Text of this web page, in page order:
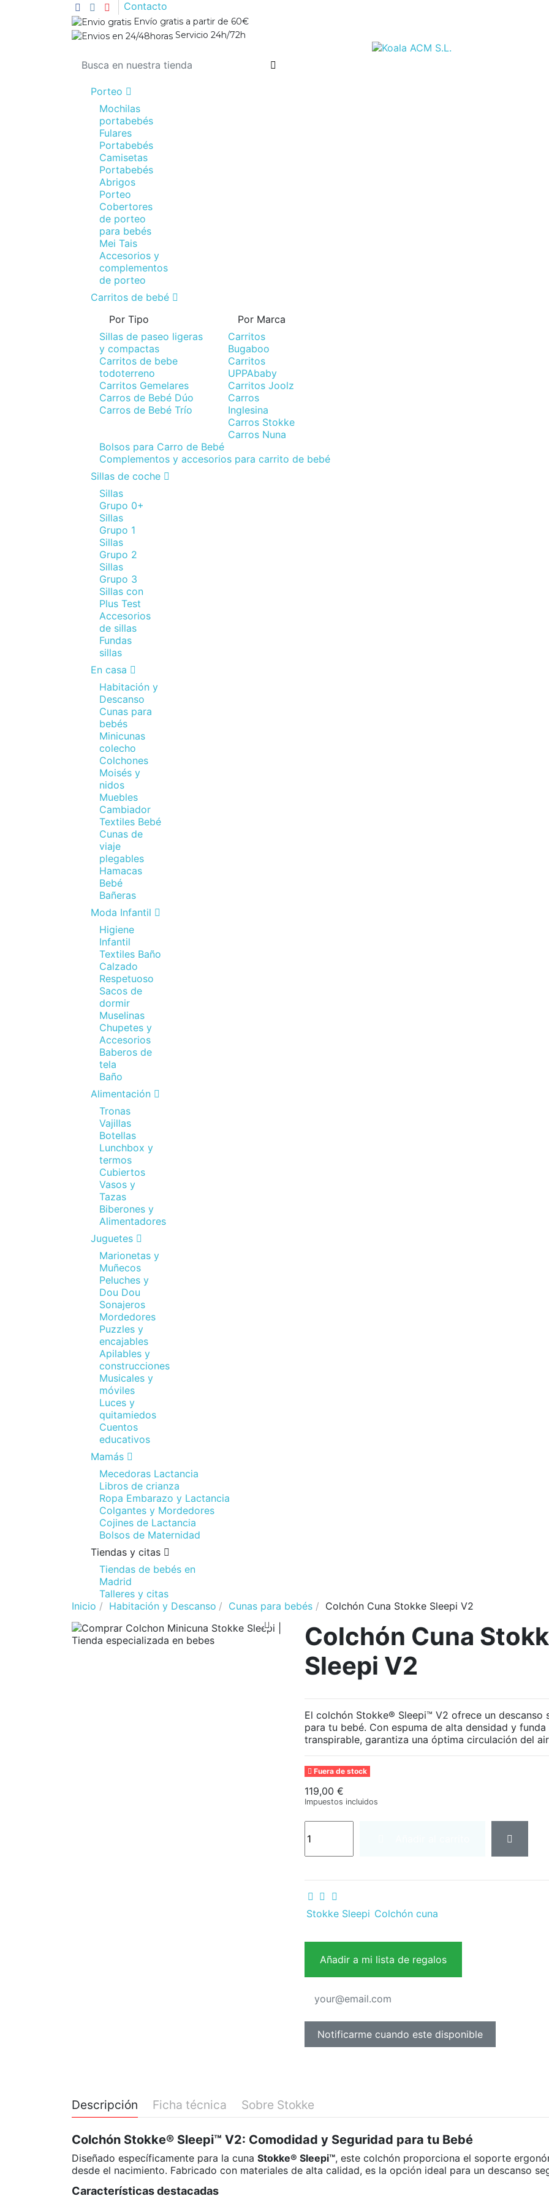
Contacto
Envío gratis a partir de 60€
Servicio 24h/72h
Porteo
Mochilas
portabebés
Fulares
Portabebés
Camisetas
Portabebés
Abrigos
Porteo
Cobertores
de porteo
para bebés
Mei Tais
Accesorios y
complementos
de porteo
Carritos de bebé
Por Tipo
Sillas de paseo ligeras
y compactas
Carritos de bebe
todoterreno
Carritos Gemelares
Carros de Bebé Dúo
Carros de Bebé Trío
Por Marca
Carritos
Bugaboo
Carritos
UPPAbaby
Carritos Joolz
Carros
Inglesina
Carros Stokke
Carros Nuna
Bolsos para Carro de Bebé
Complementos y accesorios para carrito de bebé
Sillas de coche
Sillas
Grupo 0+
Sillas
Grupo 1
Sillas
Grupo 2
Sillas
Grupo 3
Sillas con
Plus Test
Accesorios
de sillas
Fundas
sillas
En casa
Habitación y
Descanso
Cunas para
bebés
Minicunas
colecho
Colchones
Moisés y
nidos
Muebles
Cambiador
Textiles Bebé
Cunas de
viaje
plegables
Hamacas
Bebé
Bañeras
Moda Infantil
Higiene
Infantil
Textiles Baño
Calzado
Respetuoso
Sacos de
dormir
Muselinas
Chupetes y
Accesorios
Baberos de
tela
Baño
Alimentación
Tronas
Vajillas
Botellas
Lunchbox y
termos
Cubiertos
Vasos y
Tazas
Biberones y
Alimentadores
Juguetes
Marionetas y
Muñecos
Peluches y
Dou Dou
Sonajeros
Mordedores
Puzzles y
encajables
Apilables y
construcciones
Musicales y
móviles
Luces y
quitamiedos
Cuentos
educativos
Mamás
Mecedoras Lactancia
Libros de crianza
Ropa Embarazo y Lactancia
Colgantes y Mordedores
Cojines de Lactancia
Bolsos de Maternidad
Tiendas y citas
Tiendas de bebés en
Madrid
Talleres y citas
Inicio
Habitación y Descanso Cunas para bebés Colchón Cuna Stokke Sleepi V2
Colchón Cuna
Sleepi V2
El colchón Stokke® Sleepi™ V2 ofrece un descanso
para tu bebé. Con espuma de alta densidad y
transpirable, garantiza una óptima circulación del
Fuera de stock
119,00 €
Impuestos incluidos
Stokke Sleepi Colchón cuna
Añadir a mi lista de regalos
Descripción Ficha técnica Sobre Stokke
Colchón Stokke® Sleepi™ V2: Comodidad y Seguridad para tu Bebé
Diseñado específicamente para la cuna Stokke® Sleepi™, este colchón proporciona el soporte
desde el nacimiento. Fabricado con materiales de alta calidad, es la opción ideal para un descanso
Características destacadas